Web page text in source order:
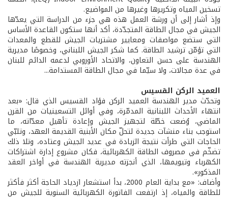
تسخين المياه وتكريرها وغيرها من المواضيع.
وإذ أشار إلى أن ورشة العمل هذه هي جزء من الدراسة التي يعدّها
الجيش في مجال الطاقة المتجدّدة، أكد أنها ستكون القاعدة الأساس
التي ستضع مواصفات ومعايير مشتريات الجيش للقطع والمعدات
التي تؤمّن ترشيد الطاقة. كما شكر الجيش اللبناني، وخصوصًا مديرية
الهندسة على حسن التعاون، والاتحاد الأوروبي لدعمه الدائم للبنان
في عدة مجالات، ولا سيّما في مجال الطاقة المستدامة...
العميد الركن القسيس
وتحدّث مدير الهندسة العميد الركن فؤاد القسيس الذي قال: «بعد
انتهاء الأحداث اللبنانية المدمّرة، وفي أوائل التسعينيات من القرن
الماضي، وُضعت خطّة لتجهيز الجيش وإعادة تأهيل معدّاته، ما
استوجب بناء منشآت جديدة لتحلّ مكان الأبنية القديمة العهد، وتلبّي
الحاجات التي طرأت نتيجة الزيادة في عديد الجيش وعتاده، وتلا ذلك
تضخّم في مصروف الطاقة الكهربائية، فكان مشروع إدارة اشتراكات
الكهرباء وتيويمها، الذي أنجزته مديرية الهندسة في أواخر العقد
المذكور».
وأضاف: «مع بداية العام 2000، بدأ استشعار ازدياد الحاجة أكثر فأكثر
للطاقة والمياه، إذ ارتفعت الفاتورة الكهربائية السنوية للجيش من